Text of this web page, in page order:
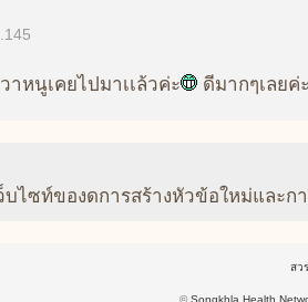
หนูเคยไปมาเเล้วค่ะ ดีมากๆเลยค่
ไซท์ของดการสร้างหัวข้อใหม่และก
สว
©Songkhla Health